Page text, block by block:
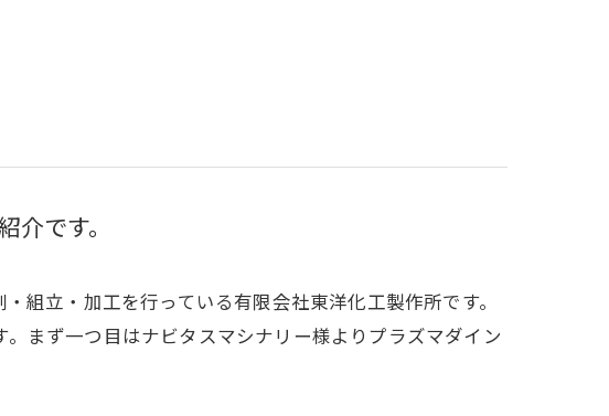
介です。
組立・加工を行っている有限会社東洋化工製作所です。
まず一つ目はナビタスマシナリー様よりプラズマダイン